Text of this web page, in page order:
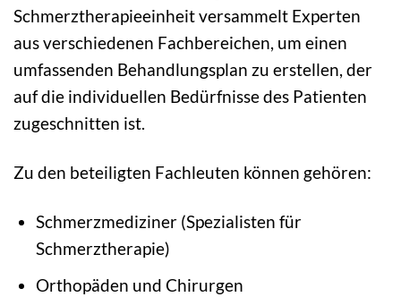
Schmerztherapieeinheit versammelt Experten
aus verschiedenen Fachbereichen, um einen
umfassenden Behandlungsplan zu erstellen, der
auf die individuellen Bedürfnisse des Patienten
zugeschnitten ist.
Zu den beteiligten Fachleuten können gehören:
Schmerzmediziner (Spezialisten für
Schmerztherapie)
Orthopäden und Chirurgen